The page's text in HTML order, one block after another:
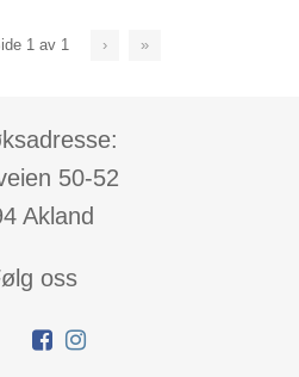
1 av 1 › »
50-52
Akland
oss